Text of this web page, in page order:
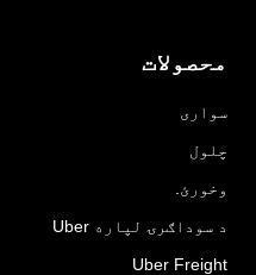
محصولات
سواری
چلول
وخورئ.
د سوداګرۍ لپاره Uber
Uber Freight